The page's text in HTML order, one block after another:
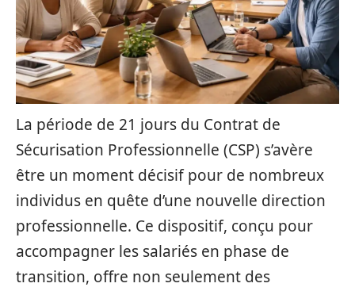
La période de 21 jours du Contrat de
Sécurisation Professionnelle (CSP) s’avère
être un moment décisif pour de nombreux
individus en quête d’une nouvelle direction
professionnelle. Ce dispositif, conçu pour
accompagner les salariés en phase de
transition, offre non seulement des